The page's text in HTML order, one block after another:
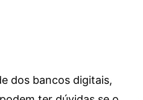
dos bancos digitais,